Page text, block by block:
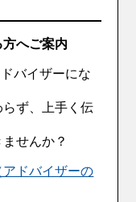
へご案内
バイザーにな
ず、上手く伝
せんか？
ドバイザーの